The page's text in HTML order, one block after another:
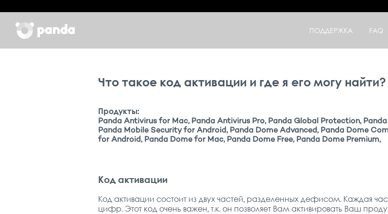
ПОДДЕРЖКА FAQ
Что такое код активации и где я его могу найти?
Продукты:
Panda Antivirus for Mac, Panda Antivirus Pro, Panda Global Protection,
Panda Mobile Security for Android, Panda Dome Advanced, Panda Dome
for Android, Panda Dome for Mac, Panda Dome Free, Panda Dome Premium,
Код активации
Код активации состоит из двух частей, разделенных дефисом. Каждая
цифр. Этот код очень важен, т.к. он позволяет Вам активировать Ваш